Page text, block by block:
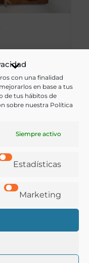
con una finalidad
en base a tus
de tus hábitos de
sobre nuestra Política
Siempre activo
Estadísticas
Marketing